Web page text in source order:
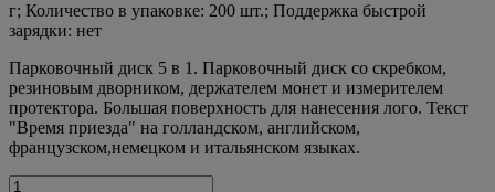
г; Количество в упаковке: 200 шт.; Поддержка быстрой
зарядки: нет
Парковочный диск 5 в 1. Парковочный диск со скребком,
резиновым дворником, держателем монет и измерителем
протектора. Большая поверхность для нанесения лого. Текст
"Время приезда" на голландском, английском,
французском,немецком и итальянском языках.